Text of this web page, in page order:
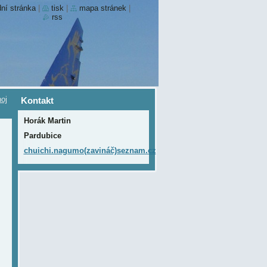
Kontakt
Horák Martin
Pardubice
chuichi.nagumo(zavináč)seznam.cz
stránka tisk mapa stránek
rss